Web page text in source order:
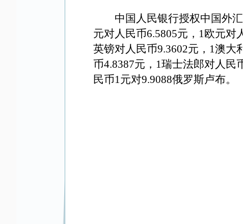
中国人民银行授权中国外
元对人民币6.5805元， 1欧元对
英镑对人民币9.3602元， 1澳大
币4.8387元， 1瑞士法郎对人民
民币1元对9.9088俄罗斯卢布。